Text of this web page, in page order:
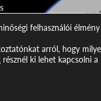
felhasználói
arról, hogy
résznél ki lehet kapcsolni a